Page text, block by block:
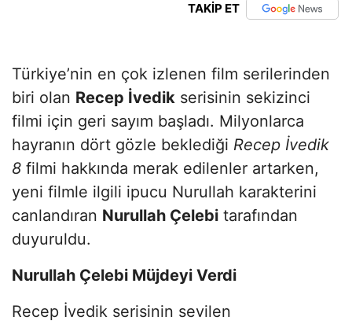
TAKİP ET
Türkiye’nin en çok izlenen film serilerinden
biri olan Recep İvedik serisinin sekizinci
filmi için geri sayım başladı. Milyonlarca
hayranın dört gözle beklediği Recep İvedik
8 filmi hakkında merak edilenler artarken,
yeni filmle ilgili ipucu Nurullah karakterini
canlandıran Nurullah Çelebi tarafından
duyuruldu.
Nurullah Çelebi Müjdeyi Verdi
Recep İvedik serisinin sevilen